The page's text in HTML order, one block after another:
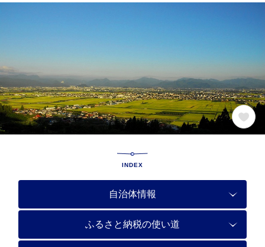
INDEX
自治体情報
ふるさと納税の使い道